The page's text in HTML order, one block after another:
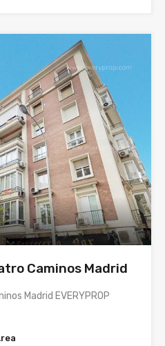
Caminos Madrid
Madrid EVERYPROP